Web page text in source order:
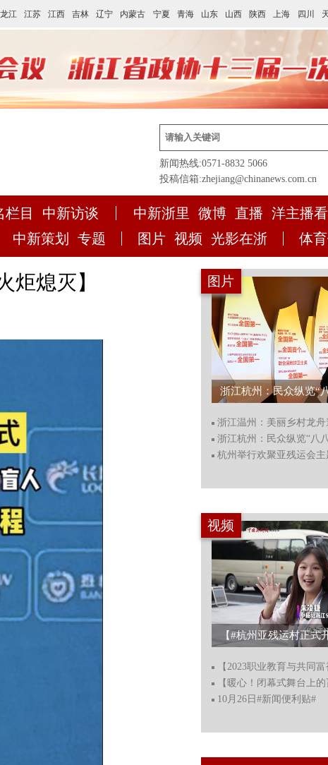
江 江苏 江西 吉林 辽宁 内蒙古 宁夏 青海 山东 山西 陕西 上海 四川
新闻热线:0571-8832 5066
投稿信箱:zhejiang@chinanews.com.cn
栏目 中新访谈 中新浙里 微博 直播 洋主播
中新策划 专题 图片 视频 光影在浙 体
炬熄灭】 图片
杭州举行欢聚亚残运会主
视频
2023“国寿小画家”省级评选杭
10月26日#新闻便利贴#